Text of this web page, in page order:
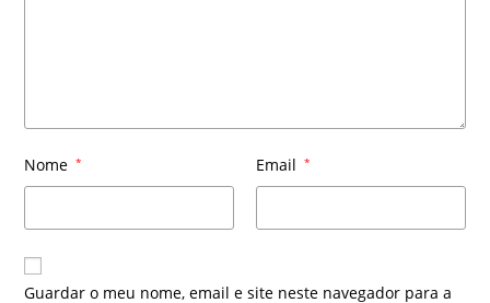
Nome * Email *
Guardar o meu nome, email e site neste navegador para a